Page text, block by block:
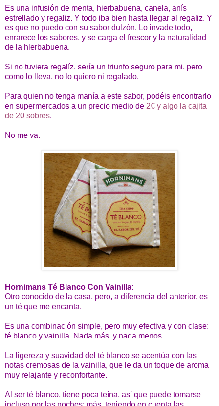
Es una infusión de menta, hierbabuena, canela, anís
estrellado y regaliz. Y todo iba bien hasta llegar al regaliz. Y
es que no puedo con su sabor dulzón. Lo invade todo,
enrarece los sabores, y se carga el frescor y la naturalidad
de la hierbabuena.
Si no tuviera regalíz, sería un triunfo seguro para mi, pero
como lo lleva, no lo quiero ni regalado.
Para quien no tenga manía a este sabor, podéis encontrarlo
en supermercados a un precio medio de 2€ y algo la cajita
de 20 sobres.
No me va.
Hornimans Té Blanco Con Vainilla:
Otro conocido de la casa, pero, a diferencia del anterior, es
un té que me encanta.
Es una combinación simple, pero muy efectiva y con clase:
té blanco y vainilla. Nada más, y nada menos.
La ligereza y suavidad del té blanco se acentúa con las
notas cremosas de la vainilla, que le da un toque de aroma
muy relajante y reconfortante.
Al ser té blanco, tiene poca teína, así que puede tomarse
incluso por las noches; más, teniendo en cuenta las